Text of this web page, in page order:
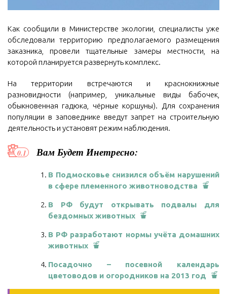
Как сообщили в Министерстве экологии, специалисты уже
обследовали территорию предполагаемого размещения
заказника, провели тщательные замеры местности, на
которой планируется развернуть комплекс.
На территории встречаются и краснокнижные
разновидности (например, уникальные виды бабочек,
обыкновенная гадюка, чёрные коршуны). Для сохранения
популяции в заповеднике введут запрет на строительную
деятельность и установят режим наблюдения.
Вам Будет Инетресно:
В Подмосковье снизился объём нарушений
в сфере племенного животноводства
В РФ будут открывать подвалы для
бездомных животных
В РФ разработают нормы учёта домашних
животных
Посадочно – посевной календарь
цветоводов и огородников на 2013 год